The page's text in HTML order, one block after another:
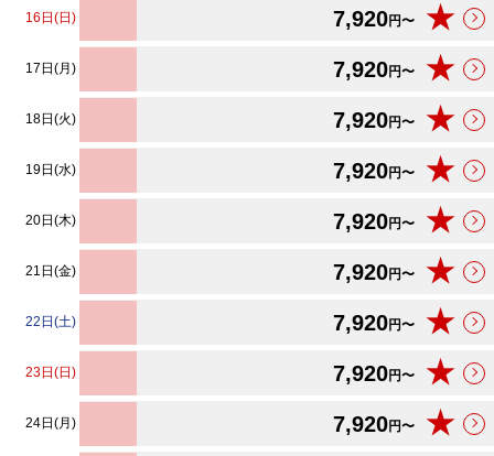
16日(日) 7,920円〜 ★
17日(月) 7,920円〜 ★
18日(火) 7,920円〜 ★
19日(水) 7,920円〜 ★
20日(木) 7,920円〜 ★
21日(金) 7,920円〜 ★
22日(土) 7,920円〜 ★
23日(日) 7,920円〜 ★
24日(月) 7,920円〜 ★